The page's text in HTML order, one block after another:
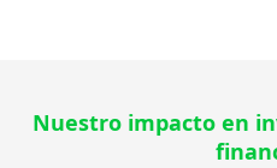
Nuestro impacto en